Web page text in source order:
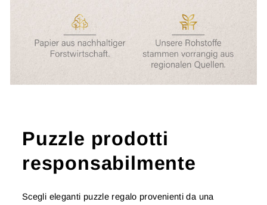
Puzzle prodotti
responsabilmente
Scegli eleganti puzzle regalo provenienti da una